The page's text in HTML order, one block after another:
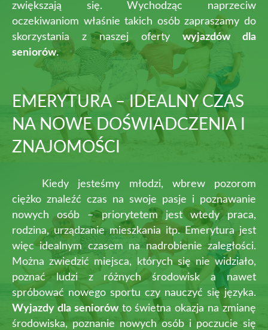
zwiększają się. Wychodząc naprzeciw
oczekiwaniom właśnie takich osób zapraszamy do
skorzystania z naszej oferty wyjazdów dla
seniorów.
EMERYTURA – IDEALNY CZAS
NA NOWE DOŚWIADCZENIA I
ZNAJOMOŚCI
Kiedy jesteśmy młodzi, wbrew pozorom
ciężko znaleźć czas na swoje pasje i poznawanie
nowych osób – priorytetem jest wtedy praca,
rodzina, urządzanie mieszkania itp. Emerytura jest
więc idealnym czasem na nadrobienie zaległości.
Można zwiedzić miejsca, których się nie widziało,
poznać ludzi z różnych środowisk a nawet
spróbować nowego sportu czy nauczyć się języka.
Wyjazdy dla seniorówto świetna okazja na zmianę
środowiska, poznanie nowych osób i poczucie się